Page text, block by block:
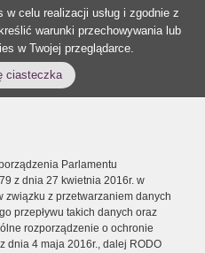
celu realizacji usług i zgodnie z
warunki przechowywania lub
w Twojej przeglądarce.
ciasteczka
Parlamentu
z dnia 27 kwietnia 2016r. w
związku z przetwarzaniem danych
przepływu takich danych oraz
rozporządzenie o ochronie
dnia 4 maja 2016r., dalej RODO